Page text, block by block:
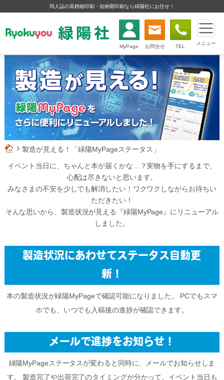
同人誌の高精細印刷・短納期印刷なら緑陽社にお任せ！
MyPage お問合せ TEL メニュー
製造が見える！「緑陽MyPageステータス」
イベント当日に、ちゃんと本が届くかな…？実物を手にするまで、
心配は尽きないと思います。
みなさまの不安を少しでも解消したい！ワクワクしながらお待ちい
ただきたい！
そんな思いから、製造状況が見える『緑陽MyPage』にリニューアル
しました。
製造状況にあわせてステータス自動更
新！
本の製造状況が緑陽MyPageで確認可能になりました。
PCでもスマ
ホでも、いつでも入稿後の進捗が確認できます。
メールで進捗をお知らせ！
緑陽MyPageステータスが変わると同時に、メールでお知らせしま
す。
製造完了や出荷完了のタイミングが分かって、イベント当日も